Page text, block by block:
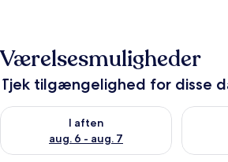
Værelsesmuligheder
Tjek tilgængelighed for disse
I aften
aug. 6 - aug. 7
Tjek tilgængelighed for i aften aug. 6 -
Tjek